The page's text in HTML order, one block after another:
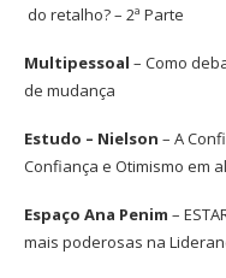
do retalho? – 2ª Parte
Multipessoal – Como
de mudança
Estudo – Nielson – A
Confiança e Otimismo em
Espaço Ana Penim –
mais poderosas na